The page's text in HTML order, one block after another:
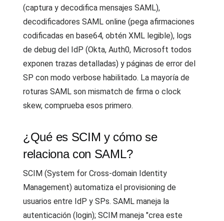
(captura y decodifica mensajes SAML),
decodificadores SAML online (pega afirmaciones
codificadas en base64, obtén XML legible), logs
de debug del IdP (Okta, Auth0, Microsoft todos
exponen trazas detalladas) y páginas de error del
SP con modo verbose habilitado. La mayoría de
roturas SAML son mismatch de firma o clock
skew, comprueba esos primero.
¿Qué es SCIM y cómo se
relaciona con SAML?
SCIM (System for Cross-domain Identity
Management) automatiza el provisioning de
usuarios entre IdP y SPs. SAML maneja la
autenticación (login); SCIM maneja "crea este